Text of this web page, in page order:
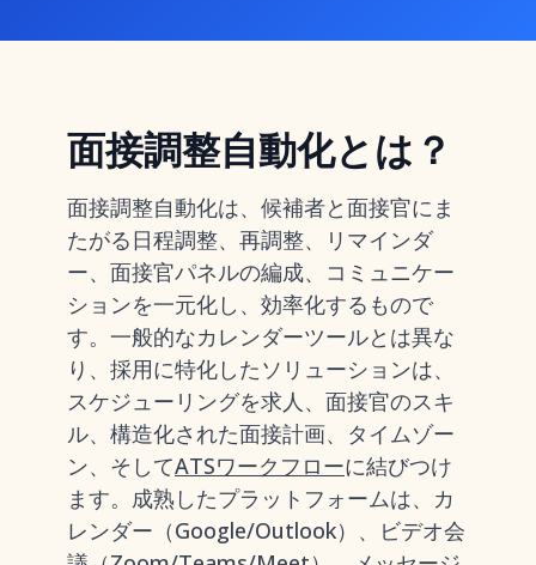
面接調整自動化とは？
面接調整自動化は、候補者と面接官にま
たがる日程調整、再調整、リマインダ
ー、面接官パネルの編成、コミュニケー
ションを一元化し、効率化するもので
す。一般的なカレンダーツールとは異な
り、採用に特化したソリューションは、
スケジューリングを求人、面接官のスキ
ル、構造化された面接計画、タイムゾー
ン、そしてATSワークフローに結びつけ
ます。成熟したプラットフォームは、カ
レンダー（Google/Outlook）、ビデオ会